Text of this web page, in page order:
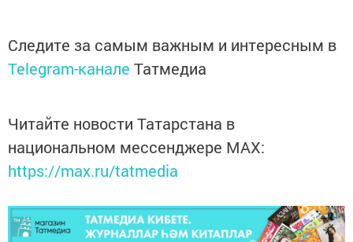
Следите за самым важным и интересным в
Telegram-канале Татмедиа
Читайте новости Татарстана в
национальном мессенджере MАХ:
https://max.ru/tatmedia